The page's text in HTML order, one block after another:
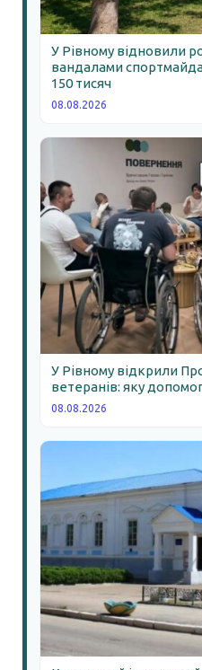
У Рівному відновили
вандалами
150 тисяч
08.08.2026
У Рівному відкрили
ветеранів: яку
08.08.2026